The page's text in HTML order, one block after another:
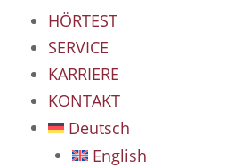
HÖRTEST
SERVICE
KARRIERE
KONTAKT
Deutsch
English